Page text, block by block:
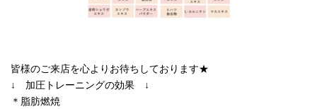
皆様のご来店を心よりお待ちしております★
↓ 加圧トレーニングの効果 ↓
＊脂肪燃焼